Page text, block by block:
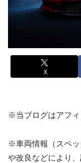
X
※当ブログはアフィ
※車両情報（スペ
や改良などにより